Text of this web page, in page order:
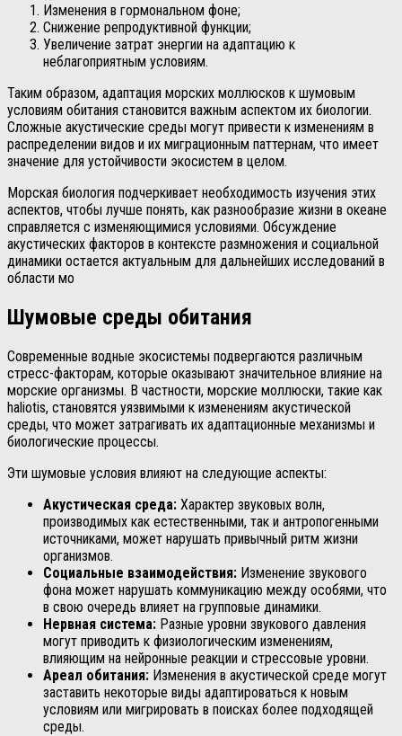
Изменения в гормональном фоне;
Снижение репродуктивной функции;
Увеличение затрат энергии на адаптацию к
неблагоприятным условиям.
Таким образом, адаптация морских моллюсков к шумовым
условиям обитания становится важным аспектом их биологии.
Сложные акустические среды могут привести к изменениям в
распределении видов и их миграционным паттернам, что имеет
значение для устойчивости экосистем в целом.
Морская биология подчеркивает необходимость изучения этих
аспектов, чтобы лучше понять, как разнообразие жизни в океане
справляется с изменяющимися условиями. Обсуждение
акустических факторов в контексте размножения и социальной
динамики остается актуальным для дальнейших исследований в
области мо
Шумовые среды обитания
Современные водные экосистемы подвергаются различным
стресс-факторам, которые оказывают значительное влияние на
морские организмы. В частности, морские моллюски, такие как
haliotis, становятся уязвимыми к изменениям акустической
среды, что может затрагивать их адаптационные механизмы и
биологические процессы.
Эти шумовые условия влияют на следующие аспекты:
Акустическая среда: Характер звуковых волн,
производимых как естественными, так и антропогенными
источниками, может нарушать привычный ритм жизни
организмов.
Социальные взаимодействия: Изменение звукового
фона может нарушать коммуникацию между особями, что
в свою очередь влияет на групповые динамики.
Нервная система: Разные уровни звукового давления
могут приводить к физиологическим изменениям,
влияющим на нейронные реакции и стрессовые уровни.
Ареал обитания: Изменения в акустической среде могут
заставить некоторые виды адаптироваться к новым
условиям или мигрировать в поисках более подходящей
среды.